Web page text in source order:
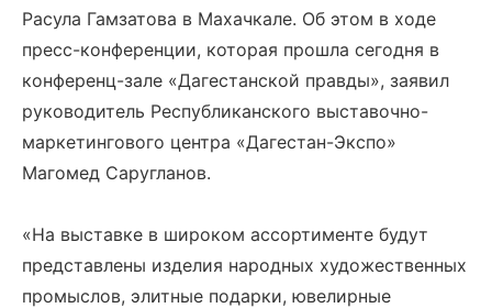
Расула Гамзатова в Махачкале. Об этом в ходе
пресс-конференции, которая прошла сегодня в
конференц-зале «Дагестанской правды», заявил
руководитель Республиканского выставочно-
маркетингового центра «Дагестан-Экспо»
Магомед Саругланов.
«На выставке в широком ассортименте будут
представлены изделия народных художественных
промыслов, элитные подарки, ювелирные